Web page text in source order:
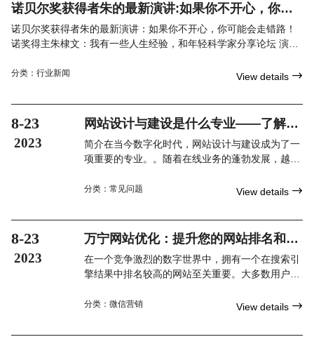
诺贝尔奖获得者朱的最新演讲:如果你不开心，你可
能会走错路！
诺贝尔奖获得者朱的最新演讲：如果你不开心，你可能会走错路！
诺奖得主朱棣文：我有一些人生经验，和年轻科学家分享论坛 演讲
分类： 行业新闻 View details 
8-23
2023
网站设计与建设是什么专业——了解网
页设计和开发的领域
简介在当今数字化时代，网站设计与建设成为了一
项重要的专业。。随着在线业务的蓬勃发展，越来
分类： 常见问题 View details 
8-23
2023
万宁网站优化：提升您的网站排名和曝
光率的关键策略
在一个竞争激烈的数字世界中，拥有一个在搜索引
擎结果中排名较高的网站至关重要。大多数用户只
在这些页面上，您将失去大量潜在的访问者和客
索引擎结果中的排名，获得更多的曝光率和点击
分类： 微信营销 View details 